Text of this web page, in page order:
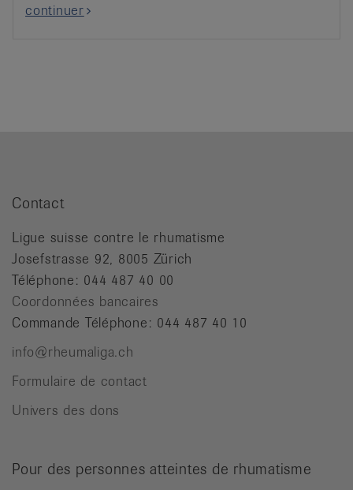
continuer
Contact
Ligue suisse contre le rhumatisme
Josefstrasse 92, 8005 Zürich
Téléphone: 044 487 40 00
Coordonnées bancaires
Commande Téléphone: 044 487 40 10
info@rheumaliga.ch
Formulaire de contact
Univers des dons
Pour des personnes atteintes de rhumatisme